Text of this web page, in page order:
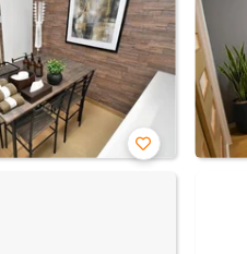
お気